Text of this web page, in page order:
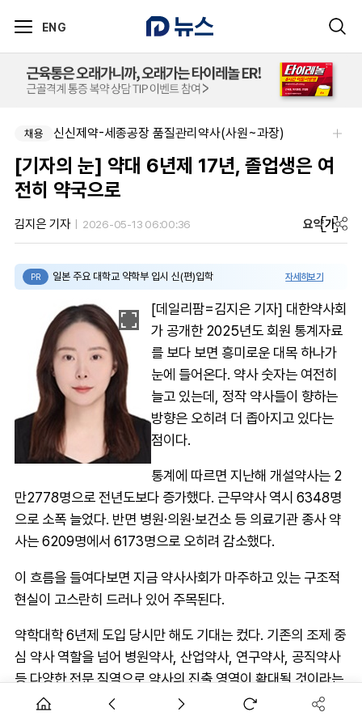
ENG
채용 신신제약-세종공장 품질관리약사(사원~과장)
[기자의 눈] 약대 6년제 17년, 졸업생은 여
전히 약국으로
김지은 기자 2026-05-13 06:00:36 요약가
PR 일본 주요 대학교 약학부 입시 신(편)입학 자세히보기
[데일리팜=김지은 기자] 대한약사회
가 공개한 2025년도 회원 통계자료
를 보다 보면 흥미로운 대목 하나가
눈에 들어온다. 약사 숫자는 여전히
늘고 있는데, 정작 약사들이 향하는
방향은 오히려 더 좁아지고 있다는
점이다.
통계에 따르면 지난해 개설약사는 2
만2778명으로 전년도보다 증가했다. 근무약사 역시 6348명
으로 소폭 늘었다. 반면 병원·의원·보건소 등 의료기관 종사 약
사는 6209명에서 6173명으로 오히려 감소했다.
이 흐름을 들여다보면 지금 약사사회가 마주하고 있는 구조적
현실이 고스란히 드러나 있어 주목된다.
약학대학 6년제 도입 당시만 해도 기대는 컸다. 기존의 조제 중
심 약사 역할을 넘어 병원약사, 산업약사, 연구약사, 공직약사
등 다양한 전문 직역으로 약사의 진출 영역이 확대될 것이라는
전망이 지배적이었다. 단순 약사 숫자를 늘리는 것이 아닌 약사